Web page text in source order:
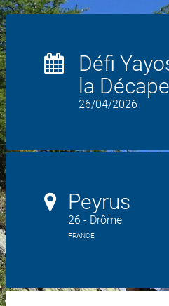
Défi
la
26/04/2026
Peyrus
26 - Drôme
FRANCE